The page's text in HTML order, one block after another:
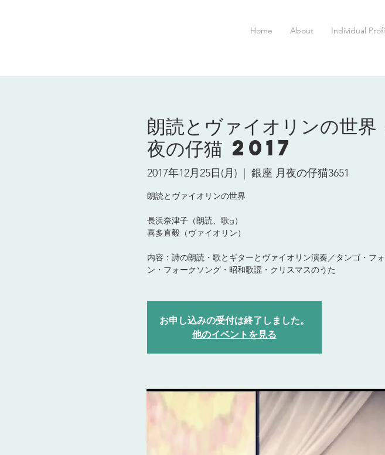
Home About Individual
朗読とヴァイオリンの世
夜の仔猫 2017
2017年12月25日(月) 銀座 月夜の仔猫3651
朗読とヴァイオリンの世界
長浜奈津子（朗読、歌g）
喜多直毅（ヴァイオリン）
内容：詩の朗読・歌とギターとヴァイオリン演奏／タンゴ・フ
ン・フォークソング・昭和歌謡・クリスマスのうた
お申し込みの受付は終了しました。
他のイベントを見る